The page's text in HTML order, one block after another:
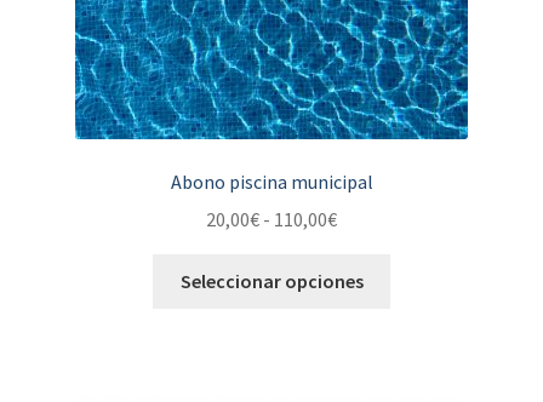
Abono piscina municipal
20,00€ - 110,00€
Seleccionar opciones